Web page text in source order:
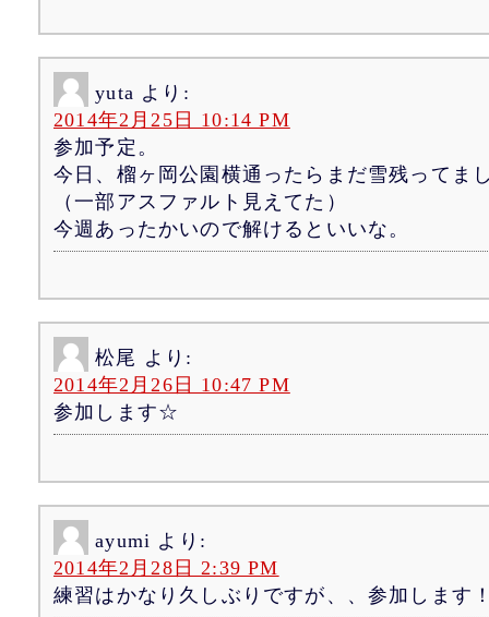
yuta より:
2014年2月25日 10:14 PM
参加予定。
今日、榴ヶ岡公園横通ったらまだ雪残ってま
（一部アスファルト見えてた）
今週あったかいので解けるといいな。
松尾 より:
2014年2月26日 10:47 PM
参加します☆
ayumi より:
2014年2月28日 2:39 PM
練習はかなり久しぶりですが、、参加します